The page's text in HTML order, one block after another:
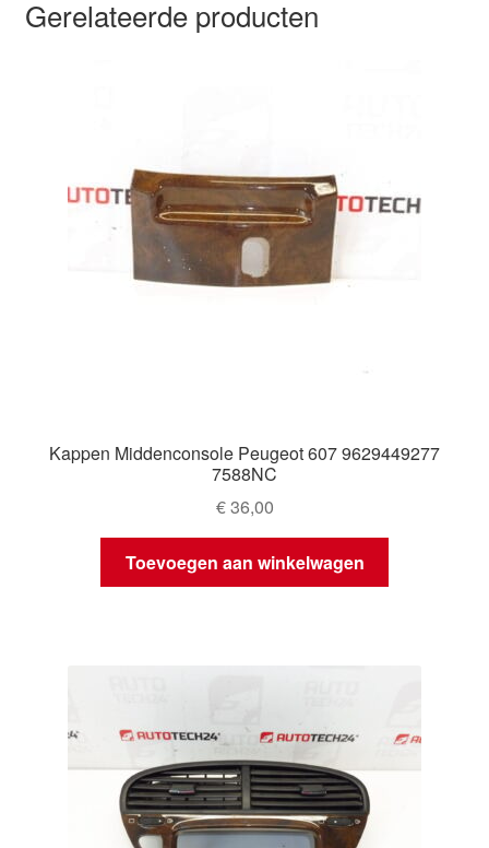
Gerelateerde producten
Kappen Middenconsole Peugeot 607 9629449277
7588NC
€36,00
Toevoegen aan winkelwagen